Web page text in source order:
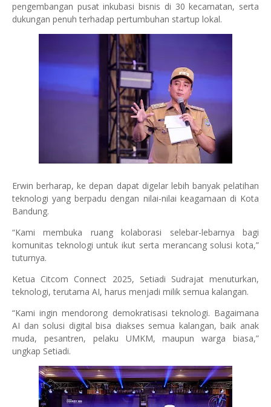
pengembangan pusat inkubasi bisnis di 30 kecamatan, serta
dukungan penuh terhadap pertumbuhan startup lokal.
Erwin berharap, ke depan dapat digelar lebih banyak pelatihan
teknologi yang berpadu dengan nilai-nilai keagamaan di Kota
Bandung.
“Kami membuka ruang kolaborasi selebar-lebarnya bagi
komunitas teknologi untuk ikut serta merancang solusi kota,”
tuturnya.
Ketua Citcom Connect 2025, Setiadi Sudrajat menuturkan,
teknologi, terutama AI, harus menjadi milik semua kalangan.
“Kami ingin mendorong demokratisasi teknologi. Bagaimana
AI dan solusi digital bisa diakses semua kalangan, baik anak
muda, pesantren, pelaku UMKM, maupun warga biasa,”
ungkap Setiadi.